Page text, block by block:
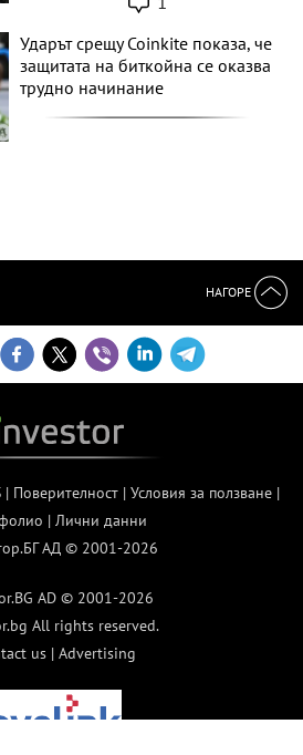
Ударът срещу Coinkite показа, че
защитата на биткойна се оказва
трудно начинание
НАГОРЕ
| Поверителност| Условия за ползване|
| Лични данни
АД © 2001-2026
AD © 2001-2026
All rights reserved.
us | Advertising